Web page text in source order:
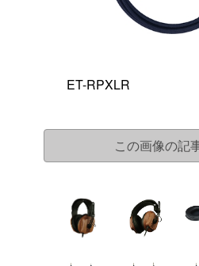
ET-RPXLR
この画像の記